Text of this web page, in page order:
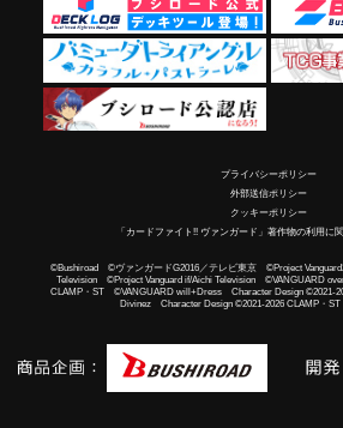
プライバシーポリシー
外部送信ポリシー
クッキーポリシー
「カードファイト!! ヴァンガード」著作物の利用に
©Bushiroad ©ヴァンガードG2016／テレビ東京 ©Project
Television ©Project Vanguard if/Aichi Television ©VANGUARD
CLAMP・ST ©VANGUARD will+Dress Character Design
Divinez Character Design ©2021-2026 CLAMP・